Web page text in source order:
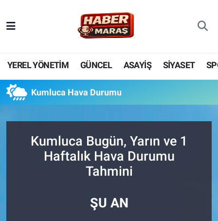
YEREL YÖNETİM GÜNCEL ASAYİŞ SİYASET
Kumluca Hava Durumu
Kumluca Bugün, Yarın ve 1
Haftalık Hava Durumu
Tahmini
ŞU AN
YEREL YÖNETİM
GÜNCEL
BİLİM VE TEKNOLOJİ
SPOR
DÜNYA
Nöbetçi Eczaneler
Hava Durumu
Trafik Durumu
Tüm Manşetler
Son Dakika Haberleri